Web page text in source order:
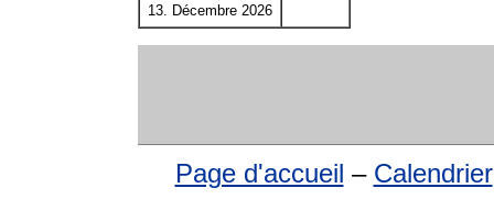
13. Décembre 2026
Page d'accueil – Calendrier